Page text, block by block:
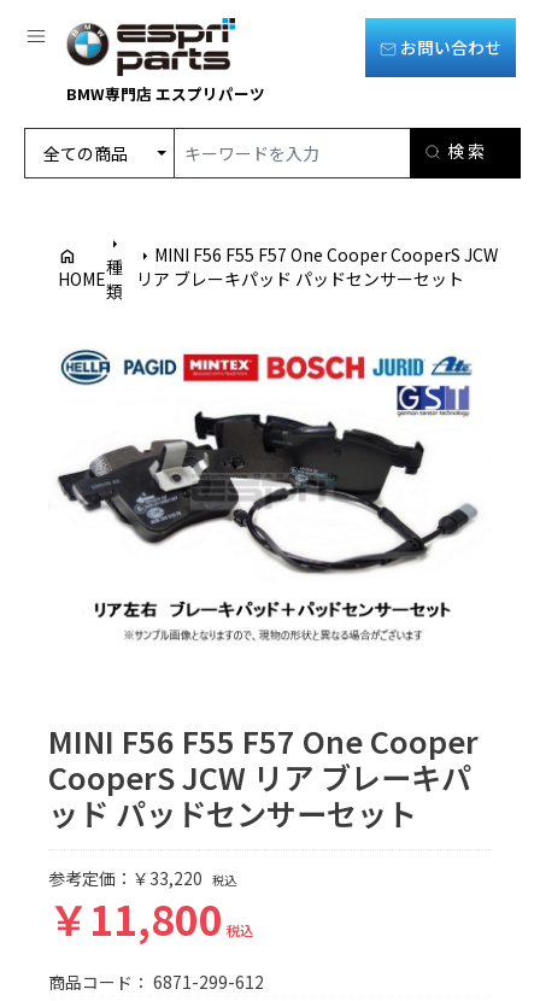
BMW専門店 エスプリパーツ
お問い合わせ
home
HOME
arrow_right
種
類
arrow_right MINI F56 F55 F57 One Cooper CooperS JCW
リア ブレーキパッド パッドセンサーセット
MINI F56 F55 F57 One Cooper
CooperS JCW リア ブレーキパ
ッド パッドセンサーセット
参考定価：￥33,220 税込
￥11,800 税込
商品コード： 6871-299-612